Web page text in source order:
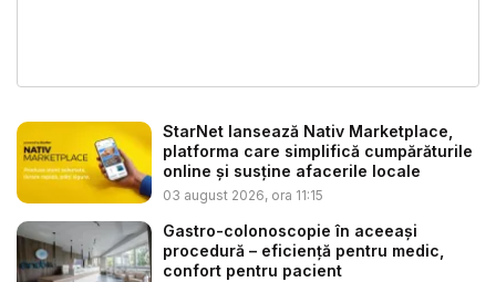
StarNet lansează Nativ Marketplace,
platforma care simplifică cumpărăturile
online și susține afacerile locale
03 august 2026, ora 11:15
Gastro-colonoscopie în aceeași
procedură – eficiență pentru medic,
confort pentru pacient